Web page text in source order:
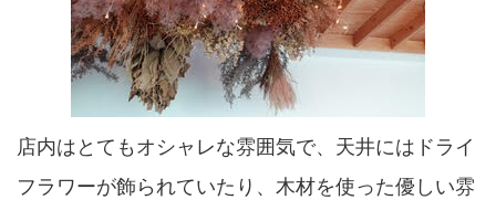
店内はとてもオシャレな雰囲気で、 天井にはドライ
フラワーが飾られていたり、 木材を使った優しい雰